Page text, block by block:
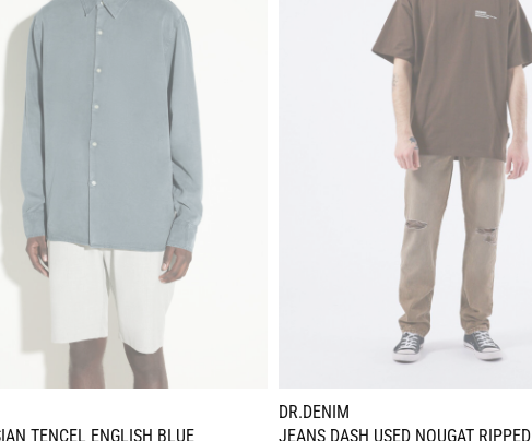
TENCEL ENGLISH BLUE
DR.DENIM
JEANS DASH USED NOUGAT RIPPED